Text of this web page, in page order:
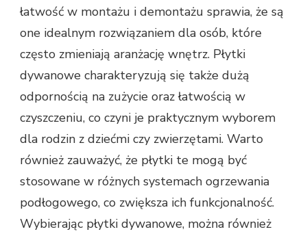
łatwość w montażu i demontażu sprawia, że są
one idealnym rozwiązaniem dla osób, które
często zmieniają aranżację wnętrz. Płytki
dywanowe charakteryzują się także dużą
odpornością na zużycie oraz łatwością w
czyszczeniu, co czyni je praktycznym wyborem
dla rodzin z dziećmi czy zwierzętami. Warto
również zauważyć, że płytki te mogą być
stosowane w różnych systemach ogrzewania
podłogowego, co zwiększa ich funkcjonalność.
Wybierając płytki dywanowe, można również